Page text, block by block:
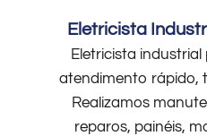
Eletricista
Eletricista
atendimento rápido,
Realizamos
reparos, painéis,